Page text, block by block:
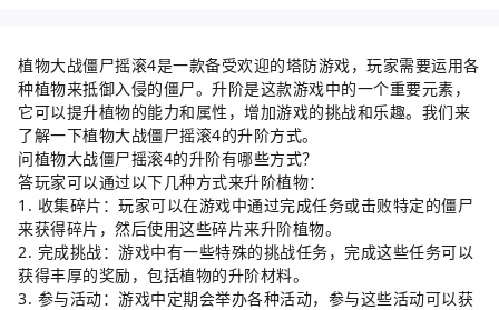
植物大战僵尸摇滚4是一款备受欢迎的塔防游戏，玩家需要运用各
种植物来抵御入侵的僵尸。升阶是这款游戏中的一个重要元素，
它可以提升植物的能力和属性，增加游戏的挑战和乐趣。我们来
了解一下植物大战僵尸摇滚4的升阶方式。
问植物大战僵尸摇滚4的升阶有哪些方式？
答玩家可以通过以下几种方式来升阶植物：
1. 收集碎片：玩家可以在游戏中通过完成任务或击败特定的僵尸
来获得碎片，然后使用这些碎片来升阶植物。
2. 完成挑战：游戏中有一些特殊的挑战任务，完成这些任务可以
获得丰厚的奖励，包括植物的升阶材料。
3. 参与活动：游戏中定期会举办各种活动，参与这些活动可以获